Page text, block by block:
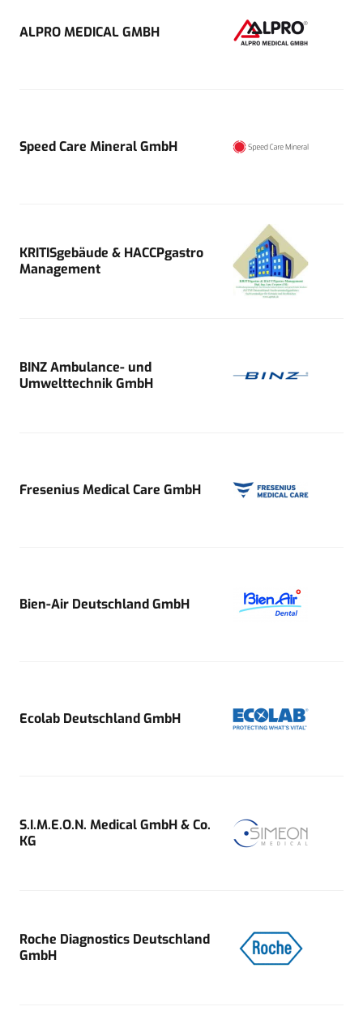
ALPRO MEDICAL GMBH
Speed Care Mineral GmbH
KRITISgebäude & HACCPgastro
Management
BINZ Ambulance- und
Umwelttechnik GmbH
Fresenius Medical Care GmbH
Bien-Air Deutschland GmbH
Ecolab Deutschland GmbH
S.I.M.E.O.N. Medical GmbH & Co.
KG
Roche Diagnostics Deutschland
GmbH